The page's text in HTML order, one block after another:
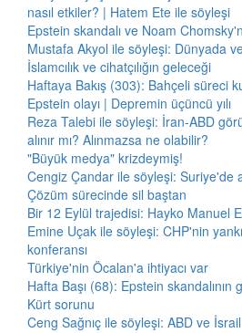
nasıl etkiler? | Hatem Ete ile söyleşi
Epstein skandalı ve Noam
Mustafa Akyol ile söyleşi: Dünyada
İslamcılık ve cihatçılığın geleceği
Haftaya Bakış (303): Bahçeli süreci
Epstein olayı | Depremin üçüncü yılı
Reza Talebi ile söyleşi: İran-ABD
alınır mı? Alınmazsa ne olabilir?
"Büyük medya" krizdeymiş!
Cengiz Çandar ile söyleşi: Suriye'de
Çözüm sürecinde sil baştan
Bir 12 Eylül trajedisi: Hayko Manuel
Emine Uçak ile söyleşi: CHP'nin
konferansı
Türkiye'nin Öcalan'a ihtiyacı var
Hafta Başı (68): Epstein
Kürt sorunu
Ceng Sağnıç ile söyleşi: ABD ve İsrail